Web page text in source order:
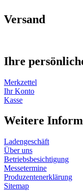
Versand
Ihre
Merkzettel
Ihr Konto
Kasse
Weitere
Ladengeschäft
Über uns
Betriebsbesichtigung
Messetermine
Produzentenerklärung
Sitemap